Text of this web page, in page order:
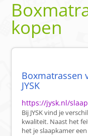
kopen
Boxmatrassen
JYSK
https://jysk.nl/
Bij JYSK vind je
kwaliteit. Naast het
het je slaapkamer